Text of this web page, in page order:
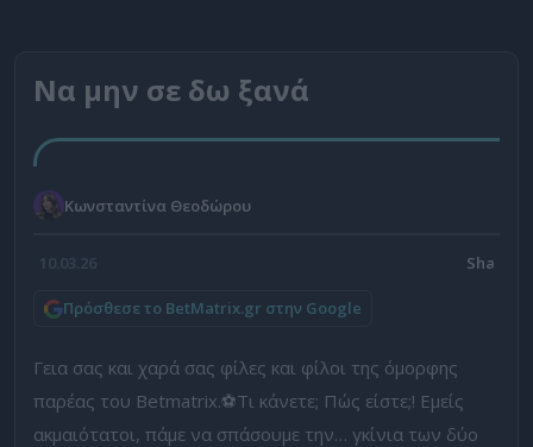
Να μην σε δω ξανά
Κωνσταντίνα Θεοδώρου
10.03.26
Πρόσθεσε το BetMatrix.gr στην Google
Γεια σας και χαρά σας φίλες και φίλοι της όμορφης
παρέας του Betmatrix.⚽Τι κάνετε; Πώς είστε;! Εμείς
ακμαιότατοι, πάμε να σπάσουμε την… γκίνια των δύο